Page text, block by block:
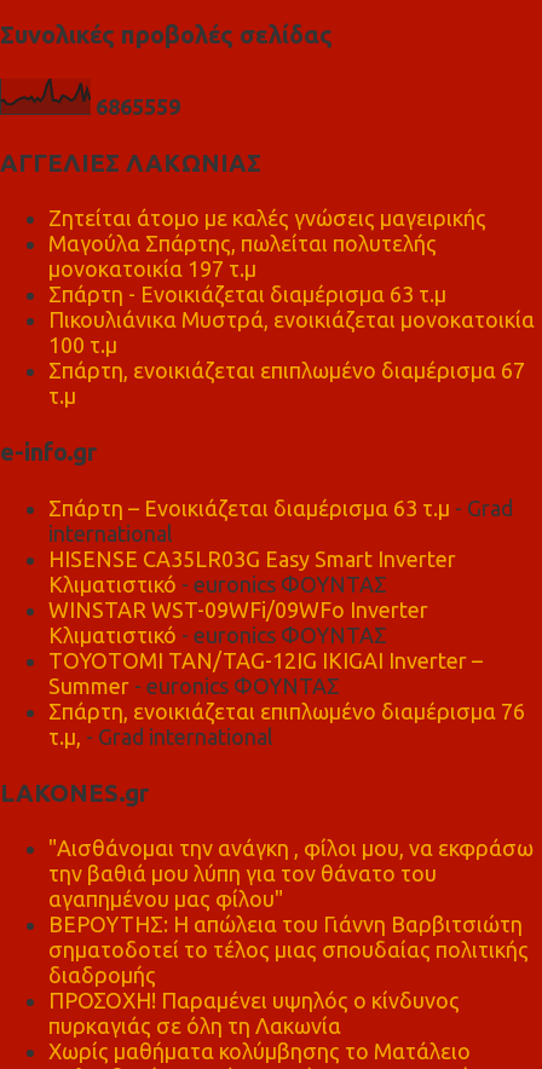
Συνολικές προβολές σελίδας
6865559
ΑΓΓΕΛΙΕΣ ΛΑΚΩΝΙΑΣ
Ζητείται άτομο με καλές γνώσεις μαγειρικής
Μαγούλα Σπάρτης, πωλείται πολυτελής
μονοκατοικία 197 τ.μ
Σπάρτη - Ενοικιάζεται διαμέρισμα 63 τ.μ
Πικουλιάνικα Μυστρά, ενοικιάζεται μονοκατοικία
100 τ.μ
Σπάρτη, ενοικιάζεται επιπλωμένο διαμέρισμα 67
τ.μ
e-info.gr
Σπάρτη – Ενοικιάζεται διαμέρισμα 63 τ.μ - Grad
international
HISENSE CA35LR03G Easy Smart Inverter
Κλιματιστικό - euronics ΦΟΥΝΤΑΣ
WINSTAR WST-09WFi/09WFo Inverter
Κλιματιστικό - euronics ΦΟΥΝΤΑΣ
TOYOTOMI TAN/TAG-12IG IKIGAI Inverter –
Summer - euronics ΦΟΥΝΤΑΣ
Σπάρτη, ενοικιάζεται επιπλωμένο διαμέρισμα 76
τ.μ, - Grad international
LAKONES.gr
"Αισθάνομαι την ανάγκη , φίλοι μου, να εκφράσω
την βαθιά μου λύπη για τον θάνατο του
αγαπημένου μας φίλου"
ΒΕΡΟΥΤΗΣ: Η απώλεια του Γιάννη Βαρβιτσιώτη
σηματοδοτεί το τέλος μιας σπουδαίας πολιτικής
διαδρομής
ΠΡΟΣΟΧΗ! Παραμένει υψηλός ο κίνδυνος
πυρκαγιάς σε όλη τη Λακωνία
Χωρίς μαθήματα κολύμβησης το Ματάλειο